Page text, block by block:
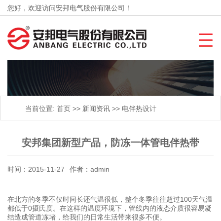
您好，欢迎访问安邦电气股份有限公司！
当前位置: 首页 >> 新闻资讯 >> 电伴热设计
安邦集团新型产品，防冻一体管电伴热带
时间：2015-11-27 作者：admin
在北方的冬季不仅时间长还气温很低，整个冬季往往超过100天气温
都低于0摄氏度。在这样的温度环境下，管线内的液态介质很容易凝
结造成管道冻堵，给我们的日常生活带来很多不便。